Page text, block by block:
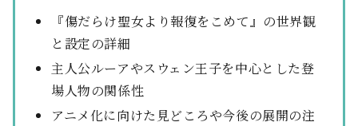
『傷だらけ聖女より報復をこめて』の世界観
と設定の詳細
主人公ルーアやスウェン王子を中心とした登
場人物の関係性
アニメ化に向けた見どころや今後の展開の注